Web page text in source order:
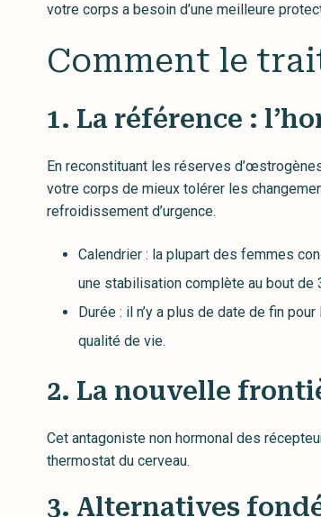
votre corps a besoin d’une meilleure
Comment le
1. La référence :
En reconstituant les réserves
votre corps de mieux tolérer les
refroidissement d’urgence.
Calendrier : la plupart des femmes
une stabilisation complète au bout de
Durée : il n’y a plus de date de fin
qualité de vie.
2. La nouvelle
Cet antagoniste non hormonal des
thermostat du cerveau.
3. Alternatives